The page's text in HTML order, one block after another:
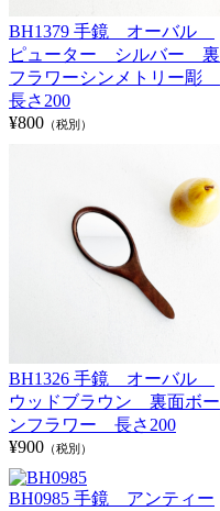
BH1379 手鏡 オーバル
ピューター シルバー 裏
フラワーシンメトリー彫
長さ200
¥800 （税別）
BH1326 手鏡 オーバル
ウッドブラウン 裏面ボー
ンフラワー 長さ200
¥900 （税別）
BH0985 手鏡 アンティー